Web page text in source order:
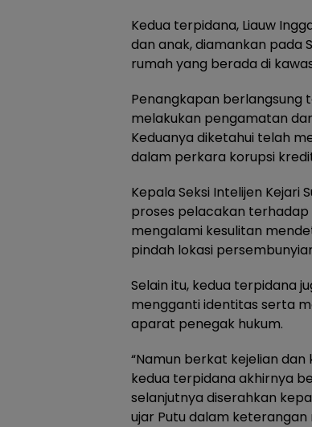
Kedua terpidana, Liauw
dan anak, diamankan pada
rumah yang berada di
Penangkapan berlangsung
melakukan pengamatan
Keduanya diketahui telah
dalam perkara korupsi
Kepala Seksi Intelijen Kejari
proses pelacakan
mengalami kesulitan
pindah lokasi
Selain itu, kedua terpidana
mengganti identitas serta
aparat penegak hukum.
“Namun berkat kejelian
kedua terpidana akhirnya
selanjutnya diserahkan
ujar Putu dalam